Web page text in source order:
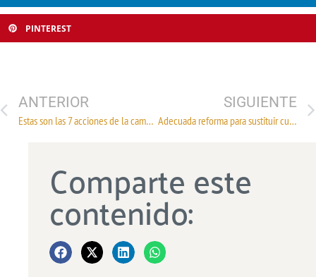
PINTEREST
ANTERIOR
Estas son las 7 acciones de la campaña "Hecho en México"
SIGUIENTE
Adecuada reforma para sustituir cuotas obrero-patronales: Concamin
Comparte este
contenido: